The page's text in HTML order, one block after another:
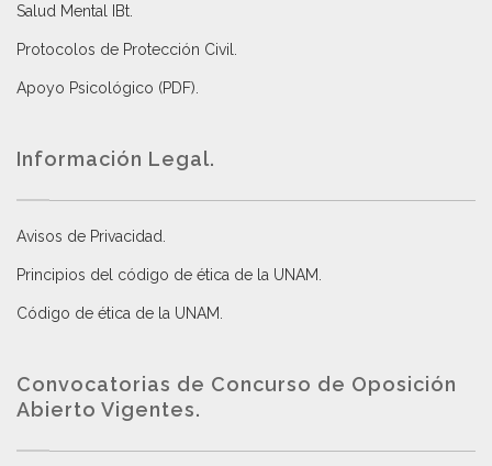
Salud Mental IBt
Protocolos de Protección Civil
Apoyo Psicológico (PDF)
Información Legal.
Avisos de Privacidad
Principios del código de ética de la UNAM
Código de ética de la UNAM
Convocatorias de Concurso de Oposición
Abierto Vigentes.